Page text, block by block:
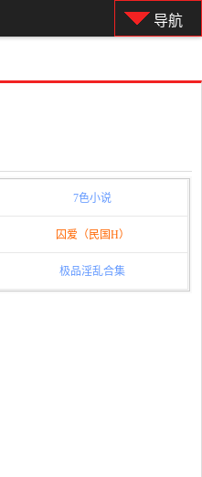
导航
7色小说
囚爱（民国H）
极品淫乱合集